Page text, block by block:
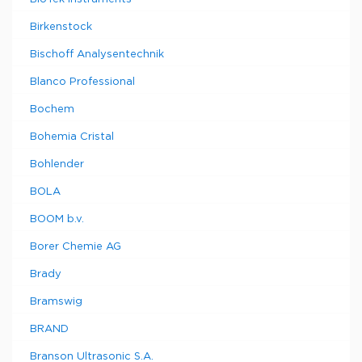
Birkenstock
Bischoff Analysentechnik
Blanco Professional
Bochem
Bohemia Cristal
Bohlender
BOLA
BOOM b.v.
Borer Chemie AG
Brady
Bramswig
BRAND
Branson Ultrasonic S.A.